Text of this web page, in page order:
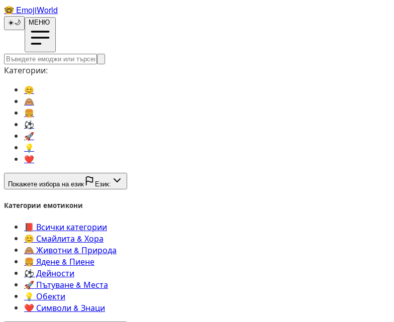
🤓️ EmojiWorld
☀️🌙 МЕНЮ
Категории:
😊️
🙈️
🍔️
⚽️
🚀️
💡️
❤️
Покажете избора на език Език:
Категории емотикони
📕️ Всички категории
😊️ Смайлита & Хора
🙈️ Животни & Природа
🍔️ Ядене & Пиене
⚽️ Дейности
🚀️ Пътуване & Места
💡️ Обекти
❤️ Символи & Знаци